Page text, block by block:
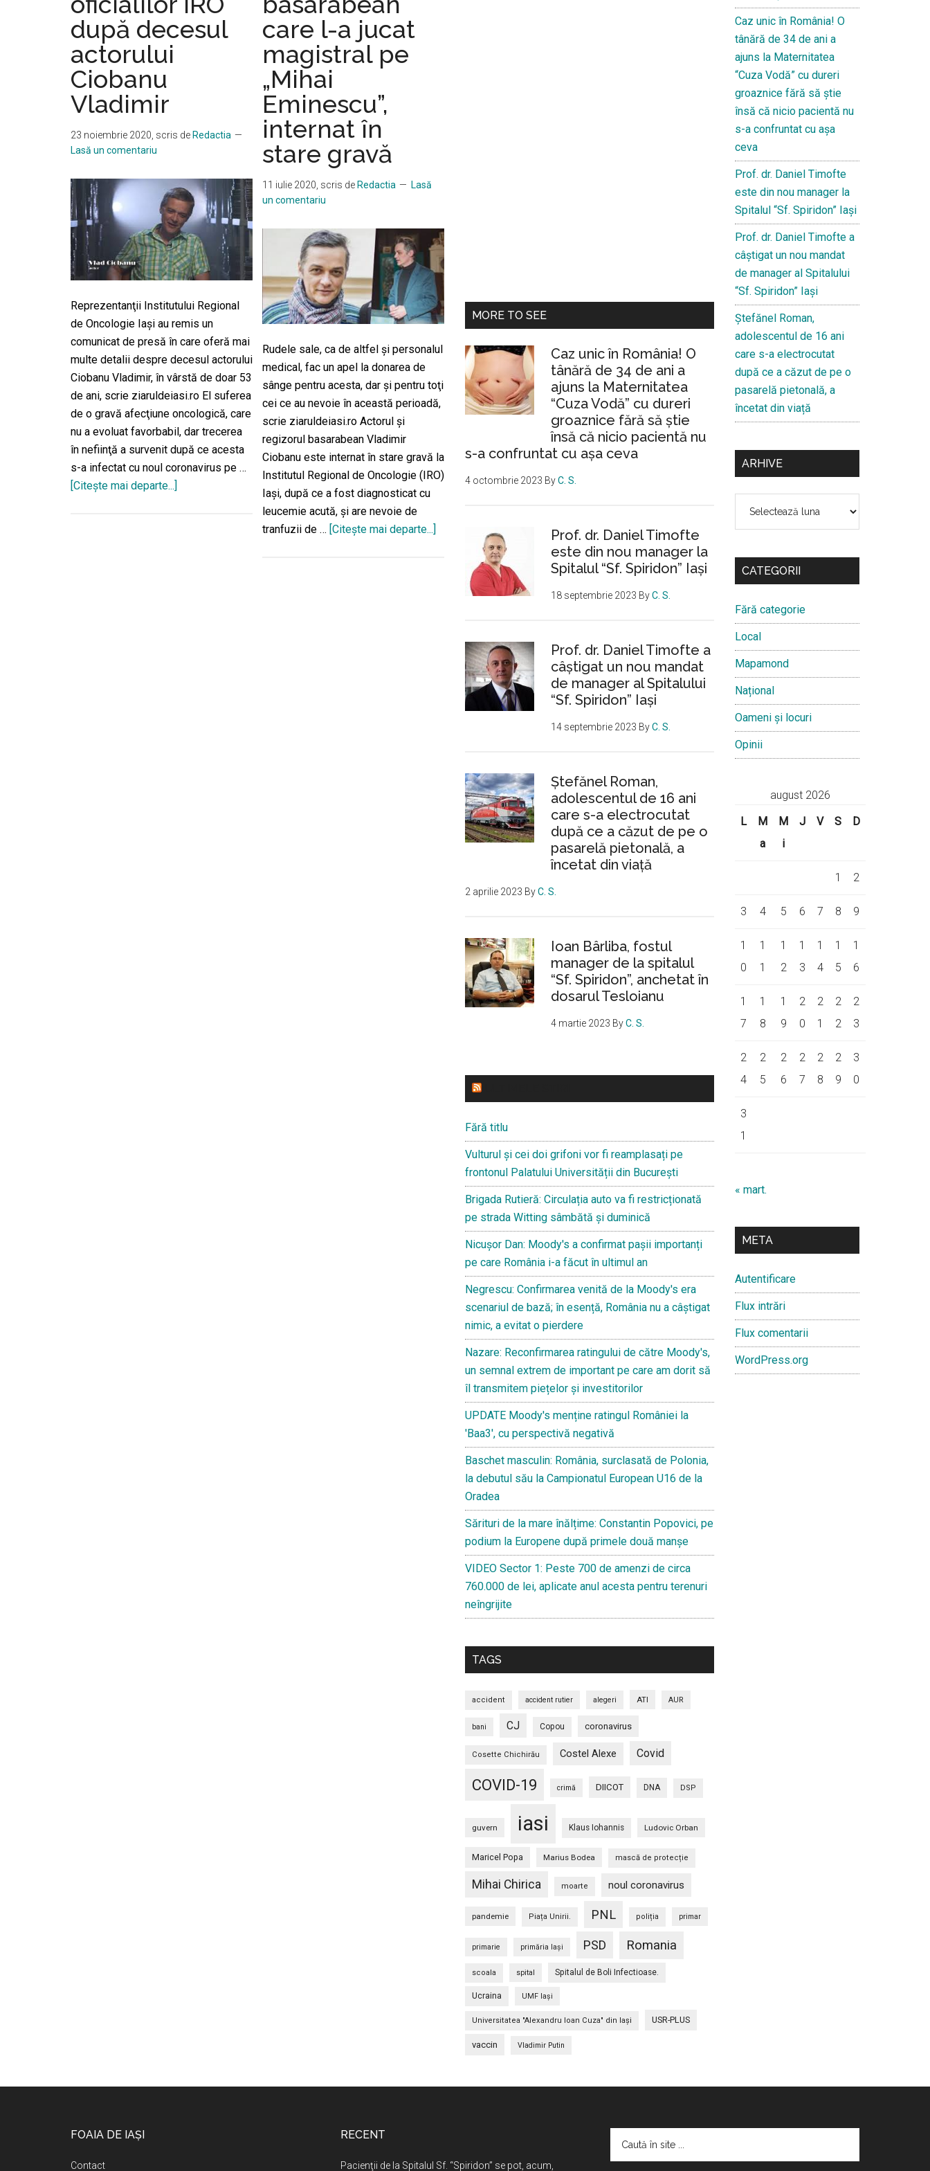
după decesul
actorului
Ciobanu
Vladimir
23 noiembrie 2020 , scris de Redactia
Lasă un comentariu
Reprezentanţii Institutului Regional
de Oncologie Iaşi au remis un
comunicat de presă în care oferă mai
multe detalii despre decesul actorului
Ciobanu Vladimir, în vârstă de doar 53
de ani, scrie ziaruldeiasi.ro El suferea
de o gravă afecţiune oncologică, care
nu a evoluat favorbabil, dar trecerea
în nefiinţă a survenit după ce acesta
s-a infectat cu noul coronavirus pe …
[Citeşte mai departe...]
care l-a jucat
magistral pe
„Mihai
Eminescu”,
internat în
stare gravă
11 iulie 2020 , scris de Redactia
Lasă
un comentariu
Rudele sale, ca de altfel şi personalul
medical, fac un apel la donarea de
sânge pentru acesta, dar şi pentru toţi
cei ce au nevoie în această perioadă,
scrie ziaruldeiasi.ro Actorul şi
regizorul basarabean Vladimir
Ciobanu este internat în stare gravă la
Institutul Regional de Oncologie (IRO)
Iaşi, după ce a fost diagnosticat cu
leucemie acută, şi are nevoie de
tranfuzii de … [Citeşte mai departe...]
despreActorul
basarabean
„Mihai
Eminescu”,
internat
MORE TO SEE
Caz unic în România! O
tânără de 34 de ani a
ajuns la Maternitatea
“Cuza Vodă” cu dureri
groaznice fără să ştie
însă că nicio pacientă nu
s-a confruntat cu așa ceva
4 octombrie 2023 ByC. S.
Prof. dr. Daniel Timofte
este din nou manager la
Spitalul “Sf. Spiridon” Iaşi
18 septembrie 2023 ByC. S.
Prof. dr. Daniel Timofte a
câștigat un nou mandat
de manager al Spitalului
“Sf. Spiridon” Iași
14 septembrie 2023 ByC. S.
Ştefănel Roman,
adolescentul de 16 ani
care s-a electrocutat
după ce a căzut de pe o
pasarelă pietonală, a
încetat din viață
2 aprilie 2023 ByC. S.
Ioan Bârliba, fostul
manager de la spitalul
“Sf. Spiridon”, anchetat în
dosarul Tesloianu
4 martie 2023 ByC. S.
Fără titlu
Vulturul și cei doi grifoni vor fi reamplasați pe
frontonul Palatului Universității din București
Brigada Rutieră: Circulația auto va fi restricționată
pe strada Witting sâmbătă și duminică
Nicușor Dan: Moody's a confirmat pașii importanți
pe care România i-a făcut în ultimul an
Negrescu: Confirmarea venită de la Moody's era
scenariul de bază; în esență, România nu a câștigat
nimic, a evitat o pierdere
Nazare: Reconfirmarea ratingului de către Moody's,
un semnal extrem de important pe care am dorit să
îl transmitem piețelor și investitorilor
UPDATE Moody's menține ratingul României la
'Baa3', cu perspectivă negativă
Baschet masculin: România, surclasată de Polonia,
la debutul său la Campionatul European U16 de la
Oradea
Sărituri de la mare înălțime: Constantin Popovici, pe
podium la Europene după primele două manșe
VIDEO Sector 1: Peste 700 de amenzi de circa
760.000 de lei, aplicate anul acesta pentru terenuri
neîngrijite
TAGS
accident accident rutier alegeri ATI AUR
bani CJ Copou coronavirus
Cosette Chichirău Costel Alexe Covid
COVID-19 crimă DIICOT DNA DSP
guvern iasi Klaus Iohannis Ludovic Orban
Maricel Popa Marius Bodea mască de protecție
Mihai Chirica moarte noul coronavirus
pandemie Piața Unirii. PNL poliția primar
primarie primăria Iași PSD Romania
scoala spital Spitalul de Boli Infectioase.
Ucraina UMF Iași
Universitatea "Alexandru Ioan Cuza" din Iaşi USR-PLUS
vaccin Vladimir Putin
Caz unic în România! O
tânără de 34 de ani a
ajuns la Maternitatea
“Cuza Vodă” cu dureri
groaznice fără să ştie
însă că nicio pacientă nu
s-a confruntat cu așa
ceva
Prof. dr. Daniel Timofte
este din nou manager la
Spitalul “Sf. Spiridon” Iaşi
Prof. dr. Daniel Timofte a
câștigat un nou mandat
de manager al Spitalului
“Sf. Spiridon” Iași
Ştefănel Roman,
adolescentul de 16 ani
care s-a electrocutat
după ce a căzut de pe o
pasarelă pietonală, a
încetat din viață
ARHIVE
CATEGORII
Fără categorie
Local
Mapamond
Național
Oameni și locuri
Opinii
august 2026
L
M
a
M
i
J V S D
1 2
3 4 5 6 7 8 9
1
0
1
1
1
2
1
3
1
4
1
5
1
6
1
7
1
8
1
9
2
0
2
1
2
2
2
3
2
4
2
5
2
6
2
7
2
8
2
9
3
0
3
1
« mart.
META
Autentificare
Flux intrări
Flux comentarii
WordPress.org
FOAIA DE IAȘI
Contact
RECENT
Pacienţii de la Spitalul Sf. “Spiridon” se pot, acum,